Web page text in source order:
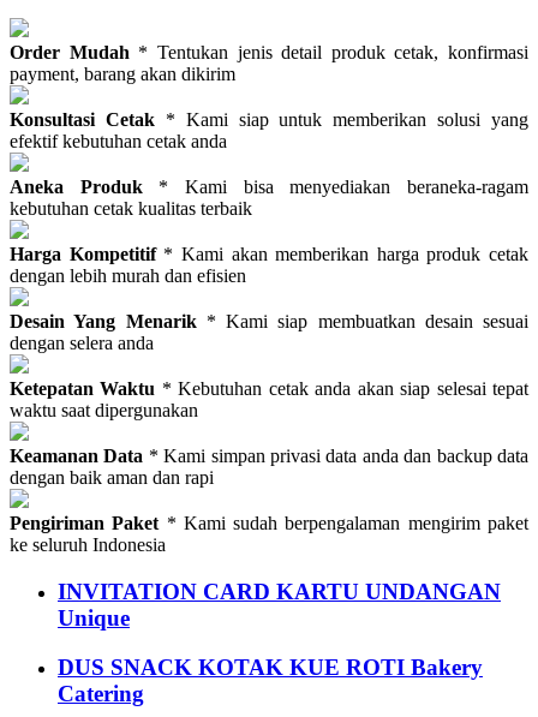
Order Mudah * Tentukan jenis detail produk cetak, konfirmasi
payment, barang akan dikirim
Konsultasi Cetak* Kami siap untuk memberikan solusi yang
efektif kebutuhan cetak anda
Aneka Produk * Kami bisa menyediakan beraneka-ragam
kebutuhan cetak kualitas terbaik
Harga Kompetitif* Kami akan memberikan harga produk cetak
dengan lebih murah dan efisien
Desain Yang Menarik* Kami siap membuatkan desain sesuai
dengan selera anda
Ketepatan Waktu * Kebutuhan cetak anda akan siap selesai tepat
waktu saat dipergunakan
Keamanan Data * Kami simpan privasi data anda dan backup data
dengan baik aman dan rapi
Pengiriman Paket * Kami sudah berpengalaman mengirim paket
ke seluruh Indonesia
INVITATION CARD KARTU UNDANGAN
Unique
DUS SNACK KOTAK KUE ROTI Bakery
Catering